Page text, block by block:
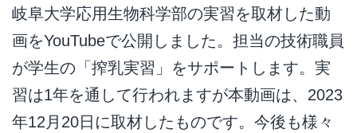
岐阜大学応用生物科学部の実習を取材した動
画をYouTubeで公開しました。担当の技術職員
が学生の「搾乳実習」をサポートします。実
習は1年を通して行われますが本動画は、2023
年12月20日に取材したものです。今後も様々